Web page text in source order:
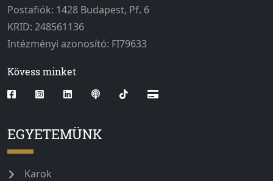
Postafiók: 1428 Budapest, Pf. 6
KRID: 248561136
Intézményi azonosító: FI79633
Kövess minket
EGYETEMÜNK
Karok